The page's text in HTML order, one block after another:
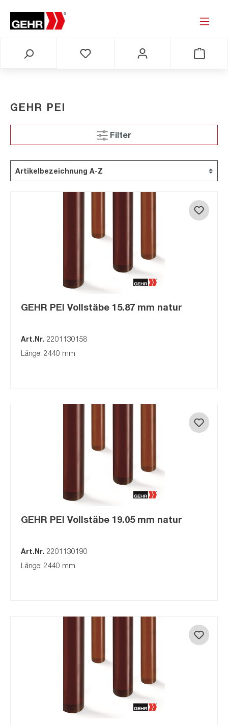
GEHR PEI
Filter
GEHR PEI Vollstäbe 15.87 mm natur
Art.Nr. 2201130158
Länge: 2440 mm
GEHR PEI Vollstäbe 19.05 mm natur
Art.Nr. 2201130190
Länge: 2440 mm